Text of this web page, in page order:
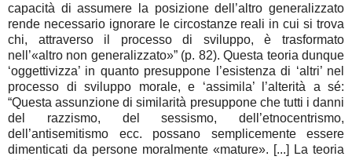
capacità di assumere la posizione dell’altro generalizzato
rende necessario ignorare le circostanze reali in cui si trova
chi, attraverso il processo di sviluppo, è trasformato
nell’«altro non generalizzato»” (p. 82). Questa teoria dunque
‘oggettivizza’ in quanto presuppone l’esistenza di ‘altri’ nel
processo di sviluppo morale, e ‘assimila’ l’alterità a sé:
“Questa assunzione di similarità presuppone che tutti i danni
del razzismo, del sessismo, dell’etnocentrismo,
dell’antisemitismo ecc. possano semplicemente essere
dimenticati da persone moralmente «mature». [...] La teoria